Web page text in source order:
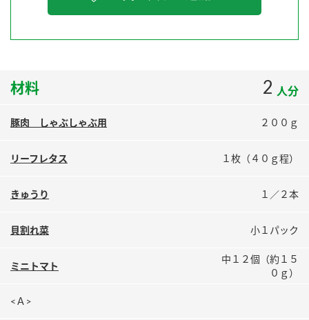
スペシャルサイト
お酢を知ろう！
ぽん酢サワー
ミツカンのCM
各部門が大切にしていること
よくあるご質問
地図から取り扱い店舗を探す
検索
業務用サイト
材料 2 人分
豚肉 しゃぶしゃぶ用 ２００ｇ
リーフレタス １枚（４０ｇ程）
きゅうり １／２本
貝割れ菜 小１パック
ミニトマト
中１２個（約１５
０ｇ）
<Ａ>